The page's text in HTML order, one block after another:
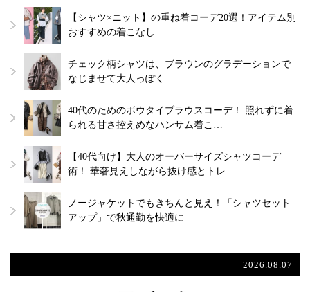
【シャツ×ニット】の重ね着コーデ20選！アイテム別
おすすめの着こなし
チェック柄シャツは、ブラウンのグラデーションで
なじませて大人っぽく
40代のためのボウタイブラウスコーデ！ 照れずに着
られる甘さ控えめなハンサム着こ…
【40代向け】大人のオーバーサイズシャツコーデ
術！ 華奢見えしながら抜け感とトレ…
ノージャケットでもきちんと見え！「シャツセット
アップ」で秋通勤を快適に
2026.08.07